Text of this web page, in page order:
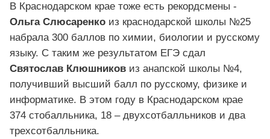
В Краснодарском крае тоже есть рекордсмены -
Ольга Слюсаренко из краснодарской школы №25
набрала 300 баллов по химии, биологии и русскому
языку. С таким же результатом ЕГЭ сдал
Святослав Клюшников из анапской школы №4,
получивший высший балл по русскому, физике и
информатике. В этом году в Краснодарском крае
374 стобалльника, 18 – двухсотбалльников и два
трехсотбалльника.